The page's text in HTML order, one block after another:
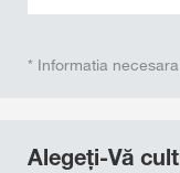
* Informatia necesara
Alegeți-Vă